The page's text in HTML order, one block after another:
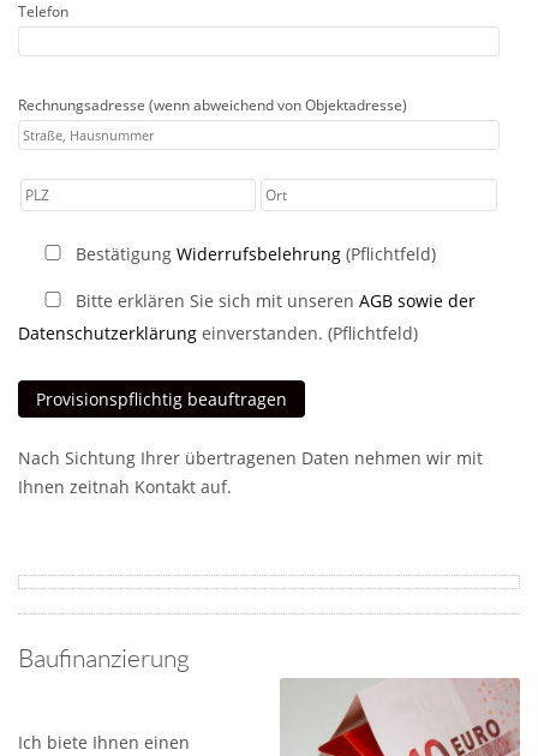
Telefon
Rechnungsadresse (wenn abweichend von Objektadresse)
Bestätigung Widerrufsbelehrung(Pflichtfeld)
Bitte erklären Sie sich mit unseren AGB sowie der
Datenschutzerklärung einverstanden. (Pflichtfeld)
Nach Sichtung Ihrer übertragenen Daten nehmen wir mit
Ihnen zeitnah Kontakt auf.
Baufinanzierung
Ich biete Ihnen einen